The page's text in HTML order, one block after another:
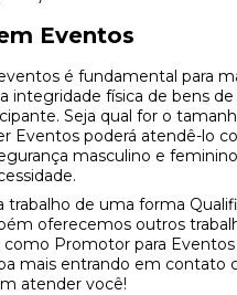
Eventos
é fundamental para
integridade física de bens
Seja qual for o
Eventos poderá atendê-lo
masculino e
trabalho de uma forma
oferecemos outros
como Promotor para
mais entrando em contato
atender você!